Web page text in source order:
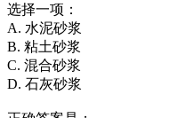
选择一项：
A. 水泥砂浆
B. 粘土砂浆
C. 混合砂浆
D. 石灰砂浆